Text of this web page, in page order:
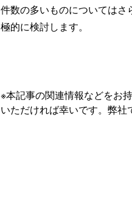
件数の多いものについては
極的に検討します。
※本記事の関連情報などをお
いただければ幸いです。弊社